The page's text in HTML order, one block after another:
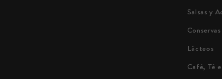
Salsas y
Lácteos
Café, Té